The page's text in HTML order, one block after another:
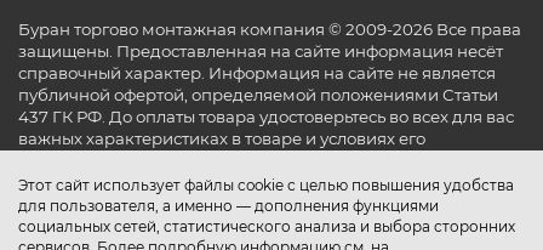
Этот сайт использует файлы cookie с целью повышения удобства
для пользователя, а именно — дополнения функциями
социальных сетей, статистического анализа и выбора сторонних
Буран торгово монтажная компания © 2009-2026 Все права
защищены. Предоставленная на сайте информация несёт
справочный характер. Информация на сайте не является
публичной офертой, определяемой положениями Статьи
437 ГК РФ. До оплаты товара удостоверьтесь во всех для вас
важных характеристиках в товаре и условиях его